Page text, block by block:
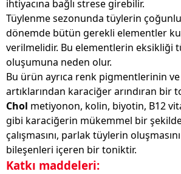
ihtiyacına bağlı strese girebilir.
Tüylenme sezonunda tüylerin
dönemde bütün gerekli elementler
verilmelidir. Bu elementlerin eksikliği
oluşumuna neden olur.
Bu ürün ayrıca renk pigmentlerinin ve
artıklarından karaciğer arındıran bir
Chol metiyonon, kolin, biyotin, B12
gibi karaciğerin mükemmel bir
çalışmasını, parlak tüylerin
bileşenleri içeren bir toniktir.
Katkı maddeleri: